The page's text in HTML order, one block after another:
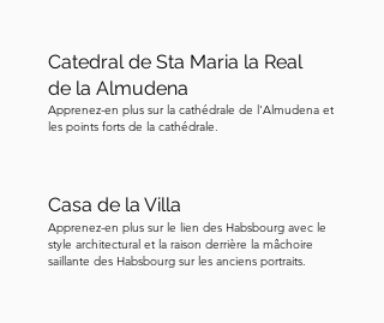
l'empêchait d'avoir des enfants. Ses
huit arrière-grands-parents
descendaient tous de la même femme,
Qu'est-ce que le prognathisme des
Habsbourg ? En raison de
Catedral de Sta Maria la Real
de la Almudena
Apprenez-en plus sur la cathédrale de l'Almudena et
les points forts de la cathédrale.
Casa de la Villa
Apprenez-en plus sur le lien des Habsbourg avec le
style architectural et la raison derrière la mâchoire
saillante des Habsbourg sur les anciens portraits.